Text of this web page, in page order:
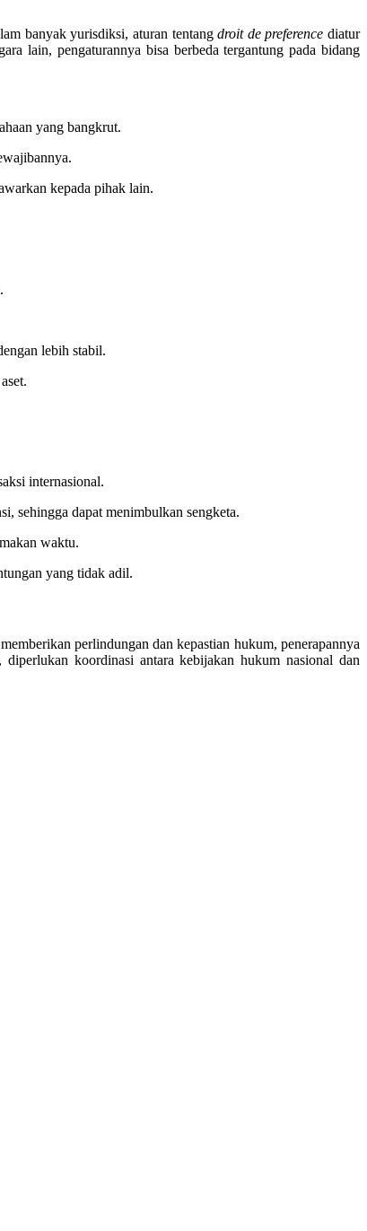
banyak yurisdiksi, aturan tentangdroit de preference diatur
lain, pengaturannya bisa berbeda tergantung pada bidang
yang bangkrut.
kepada pihak lain.
lebih stabil.
internasional.
sehingga dapat menimbulkan sengketa.
waktu.
yang tidak adil.
perlindungan dan kepastian hukum, penerapannya
koordinasi antara kebijakan hukum nasional dan